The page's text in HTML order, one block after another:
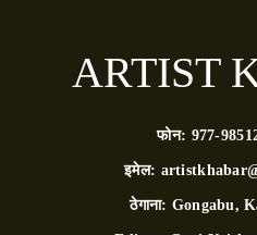
ARTIST
फोन: 977-
इमेल:
ठेगाना: Gongabu,